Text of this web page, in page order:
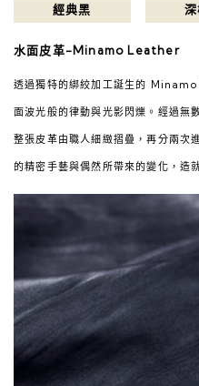
經典黑
水面皮革-Minamo Leather
透過獨特的綁絞加工誕生的
面波光般的律動與光影閃爍。經過無
整張皮革由職人細緻摺疊，再分兩次
的精密手藝與偶然所帶來的變化，造